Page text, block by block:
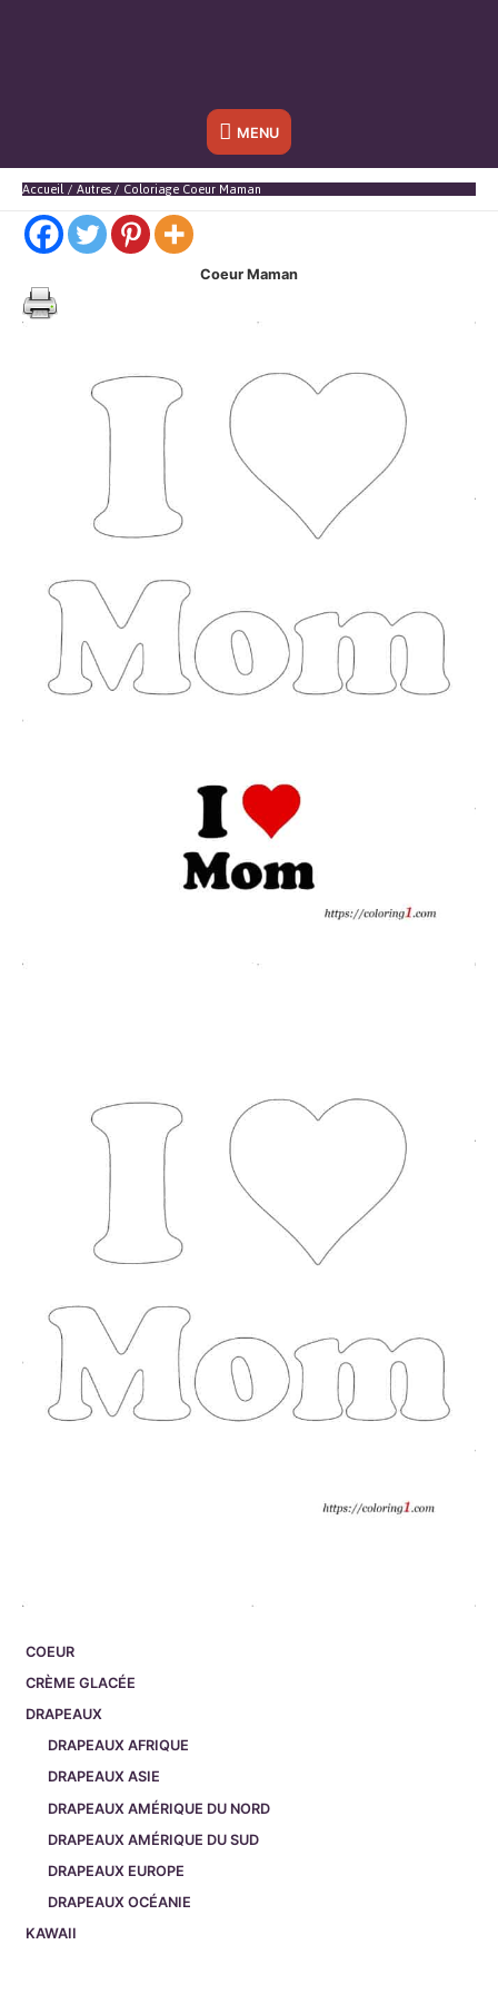
Sous
l'en-
MENU
Accueil Autres Coloriage Coeur Maman
COEUR
CRÈME GLACÉE
DRAPEAUX
DRAPEAUX AFRIQUE
DRAPEAUX ASIE
DRAPEAUX AMÉRIQUE DU NORD
DRAPEAUX AMÉRIQUE DU SUD
DRAPEAUX EUROPE
DRAPEAUX OCÉANIE
KAWAII
Coeur Maman